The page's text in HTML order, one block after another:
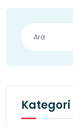
Kategori